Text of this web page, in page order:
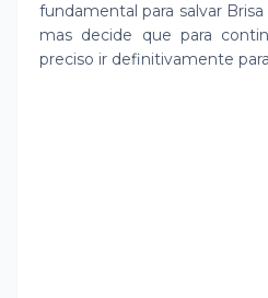
fundamental para salvar
mas decide que para
preciso ir definitivamente